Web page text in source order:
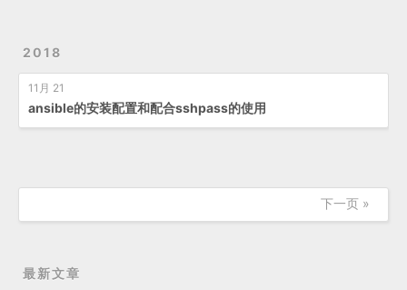
2018
11月 21
ansible的安装配置和配合sshpass的使用
下一页 »
最新文章